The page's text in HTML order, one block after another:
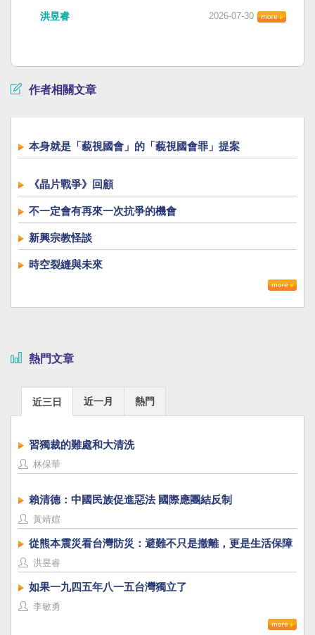
洪昱睿 2026-07-30
作者相關文章
本身就是「藐視國會」的「藐視國會罪」提案
《晶片戰爭》回顧
不一定會有再來一次抗爭的機會
新興宗教怪談
時空裂縫與未來
熱門文章
近三日 近一月 熱門
習獨裁的難處和大清洗
林保華
賴清德：中國民族促進惡法 國際應團結反制
黃靖媗
從熊本震災看台灣防災：避難不只是撤離，更是生活保障
洪昱睿
如果一九四五年八一五台灣獨立了
李敏勇